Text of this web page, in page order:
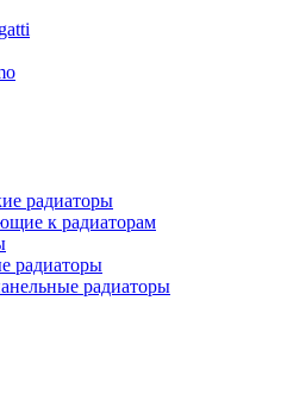
радиаторы
к радиаторам
радиаторы
радиаторы